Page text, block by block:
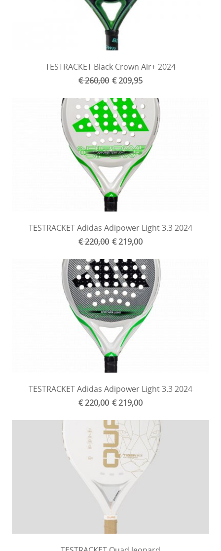
TESTRACKET Black Crown Air+ 2024
€ 260,00 € 209,95
TESTRACKET Adidas Adipower Light 3.3 2024
€ 220,00 € 219,00
TESTRACKET Adidas Adipower Light 3.3 2024
€ 220,00 € 219,00